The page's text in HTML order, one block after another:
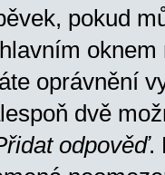
pokud
oknem
oprávnění
dvě
odpověď.